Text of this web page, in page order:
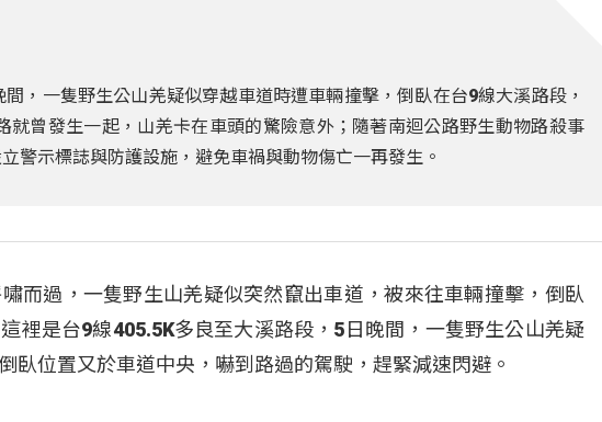
，一隻野生公山羌疑似穿越車道時遭車輛撞擊，倒臥在台9線大溪路段，
就曾發生一起，山羌卡在車頭的驚險意外；隨著南迴公路野生動物路殺事
警示標誌與防護設施，避免車禍與動物傷亡一再發生。
而過，一隻野生山羌疑似突然竄出車道，被來往車輛撞擊，倒臥
裡是台9線405.5K多良至大溪路段，5日晚間，一隻野生公山羌疑
臥位置又於車道中央，嚇到路過的駕駛，趕緊減速閃避。